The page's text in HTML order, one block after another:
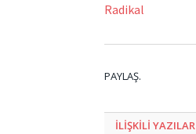
Radikal
PAYLAŞ.
ILIŞKILI YAZILAR